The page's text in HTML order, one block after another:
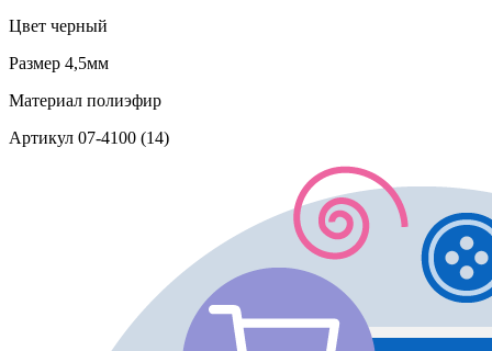
Цвет черный
Размер 4,5мм
Материал полиэфир
Артикул 07-4100 (14)